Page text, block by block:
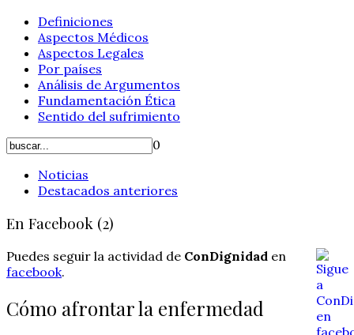
Definiciones
Aspectos Médicos
Aspectos Legales
Por países
Análisis de Argumentos
Fundamentación Ética
Sentido del sufrimiento
0
Noticias
Destacados anteriores
En Facebook (2)
Puedes seguir la actividad de ConDignidad en
facebook.
Cómo afrontar la enfermedad